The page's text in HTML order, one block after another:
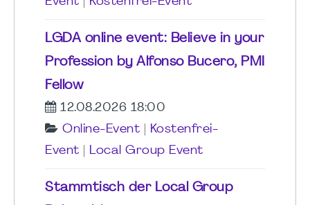
LGDA online event: Believe in your
Profession by Alfonso Bucero, PMI
Fellow
12.08.2026 18:00
Online-Event
Kostenfrei-
Event
Local Group Event
Stammtisch der Local Group